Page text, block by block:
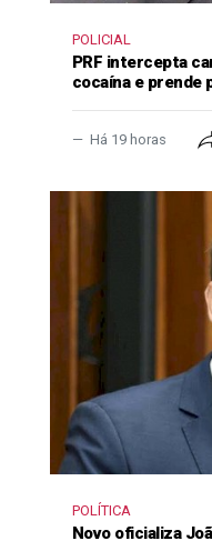
POLICIAL
PRF intercepta
cocaína e prende
Há 19 horas
POLÍTICA
Novo oficializa